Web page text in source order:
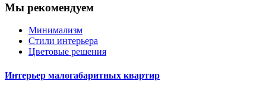
Мы рекомендуем
Минимализм
Стили интерьера
Цветовые решения
Интерьер малогабаритных квартир